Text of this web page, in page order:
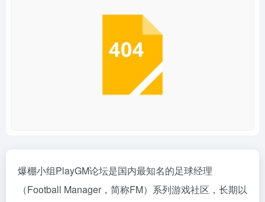
爆棚小组PlayGM论坛是国内最知名的足球经理
（Football Manager，简称FM）系列游戏社区，长期以